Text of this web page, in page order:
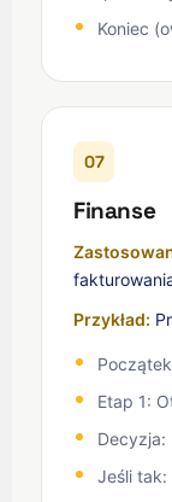
Koniec
07
Finanse
Przykład:
Etap 1:
Decyzja:
Jeśli tak: